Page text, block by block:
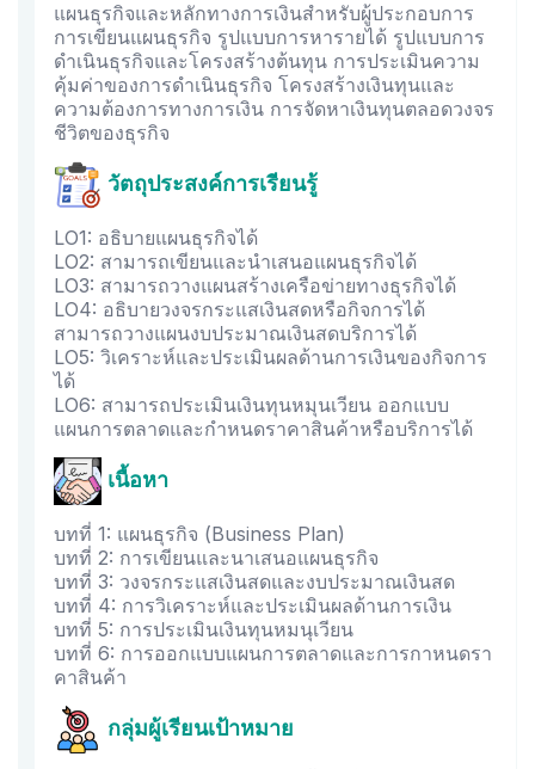
แผนธุรกิจและหลักทางการเงินสำหรับผู้ประกอบการ
การเขียนแผนธุรกิจ รูปแบบการหารายได้ รูปแบบการ
ดำเนินธุรกิจและโครงสร้างต้นทุน การประเมินความ
คุ้มค่าของการดำเนินธุรกิจ โครงสร้างเงินทุนและ
ความต้องการทางการเงิน การจัดหาเงินทุนตลอดวงจร
ชีวิตของธุรกิจ
วัตถุประสงค์การเรียนรู้
LO1: อธิบายแผนธุรกิจได้
LO2: สามารถเขียนและนำเสนอแผนธุรกิจได้
LO3: สามารถวางแผนสร้างเครือข่ายทางธุรกิจได้
LO4: อธิบายวงจรกระแสเงินสดหรือกิจการได้
สามารถวางแผนงบประมาณเงินสดบริการได้
LO5: วิเคราะห์และประเมินผลด้านการเงินของกิจการ
ได้
LO6: สามารถประเมินเงินทุนหมุนเวียน ออกแบบ
แผนการตลาดและกำหนดราคาสินค้าหรือบริการได้
เนื้อหา
บทที่ 1: แผนธุรกิจ (Business Plan)
บทที่ 2: การเขียนและนาเสนอแผนธุรกิจ
บทที่ 3: วงจรกระแสเงินสดและงบประมาณเงินสด
บทที่ 4: การวิเคราะห์และประเมินผลด้านการเงิน
บทที่ 5: การประเมินเงินทุนหมนุเวียน
บทที่ 6: การออกแบบแผนการตลาดและการกาหนดรา
คาสินค้า
กลุ่มผู้เรียนเป้าหมาย